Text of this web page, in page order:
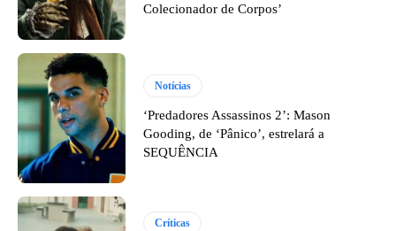
Colecionador de Corpos’
Notícias
‘Predadores Assassinos 2’: Mason
Gooding, de ‘Pânico’, estrelará a
SEQUÊNCIA
Críticas